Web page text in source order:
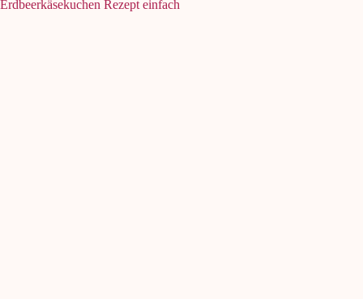
Erdbeerkäsekuchen Rezept einfach